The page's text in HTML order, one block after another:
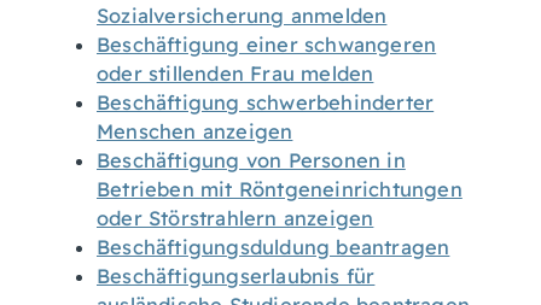
Sozialversicherung anmelden
Beschäftigung einer schwangeren
oder stillenden Frau melden
Beschäftigung schwerbehinderter
Menschen anzeigen
Beschäftigung von Personen in
Betrieben mit Röntgeneinrichtungen
oder Störstrahlern anzeigen
Beschäftigungsduldung beantragen
Beschäftigungserlaubnis für